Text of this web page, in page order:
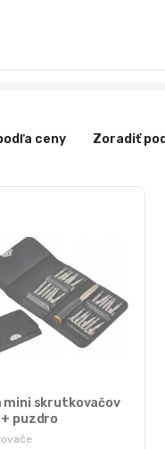
ceny Zoradiť
mini skrutkovačov
puzdro